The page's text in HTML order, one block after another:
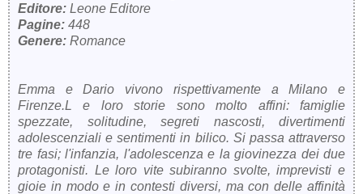
Editore: Leone Editore
Pagine: 448
Genere: Romance
Emma e Dario vivono rispettivamente a Milano e
Firenze.L e loro storie sono molto affini: famiglie
spezzate, solitudine, segreti nascosti, divertimenti
adolescenziali e sentimenti in bilico. Si passa attraverso
tre fasi; l'infanzia, l'adolescenza e la giovinezza dei due
protagonisti. Le loro vite subiranno svolte, imprevisti e
gioie in modo e in contesti diversi, ma con delle affinità